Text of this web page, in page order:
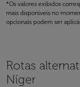
*Os valores exibidos
mais disponíveis no
opcionais podem ser
Rotas
Níger